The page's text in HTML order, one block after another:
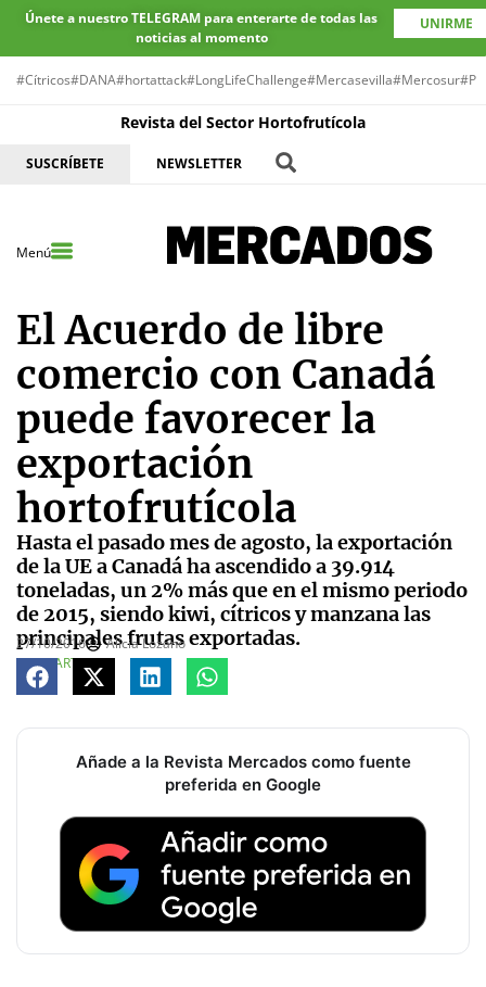
Únete a nuestro TELEGRAM para enterarte de todas las
noticias al momento
UNIRME
#Cítricos#DANA#hortattack#LongLifeChallenge#Mercasevilla#Mercosur
Revista del Sector Hortofrutícola
SUSCRÍBETE NEWSLETTER
Menú
El Acuerdo de libre
comercio con Canadá
puede favorecer la
exportación
hortofrutícola
Hasta el pasado mes de agosto, la exportación
de la UE a Canadá ha ascendido a 39.914
toneladas, un 2% más que en el mismo periodo
de 2015, siendo kiwi, cítricos y manzana las
principales frutas exportadas.
27/10/2016
Alicia Lozano
COMPARTE
Añade a la Revista Mercados como fuente
preferida en Google